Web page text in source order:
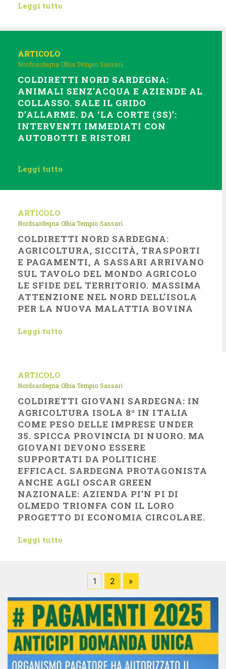
Leggi tutto
ARTICOLO
Nordsardegna Olbia Tempio Sassari
COLDIRETTI NORD SARDEGNA:
ANIMALI SENZ’ACQUA E AZIENDE AL
COLLASSO. SALE IL GRIDO
D’ALLARME. DA ‘LA CORTE (SS)’:
INTERVENTI IMMEDIATI CON
AUTOBOTTI E RISTORI
Leggi tutto
ARTICOLO
Nordsardegna Olbia Tempio Sassari
COLDIRETTI NORD SARDEGNA:
AGRICOLTURA, SICCITÀ, TRASPORTI
E PAGAMENTI, A SASSARI ARRIVANO
SUL TAVOLO DEL MONDO AGRICOLO
LE SFIDE DEL TERRITORIO. MASSIMA
ATTENZIONE NEL NORD DELL’ISOLA
PER LA NUOVA MALATTIA BOVINA
Leggi tutto
ARTICOLO
Nordsardegna Olbia Tempio Sassari
COLDIRETTI GIOVANI SARDEGNA: IN
AGRICOLTURA ISOLA 8º IN ITALIA
COME PESO DELLE IMPRESE UNDER
35. SPICCA PROVINCIA DI NUORO. MA
GIOVANI DEVONO ESSERE
SUPPORTATI DA POLITICHE
EFFICACI. SARDEGNA PROTAGONISTA
ANCHE AGLI OSCAR GREEN
NAZIONALE: AZIENDA PI’N PI DI
OLMEDO TRIONFA CON IL LORO
PROGETTO DI ECONOMIA CIRCOLARE.
Leggi tutto
1 2 »